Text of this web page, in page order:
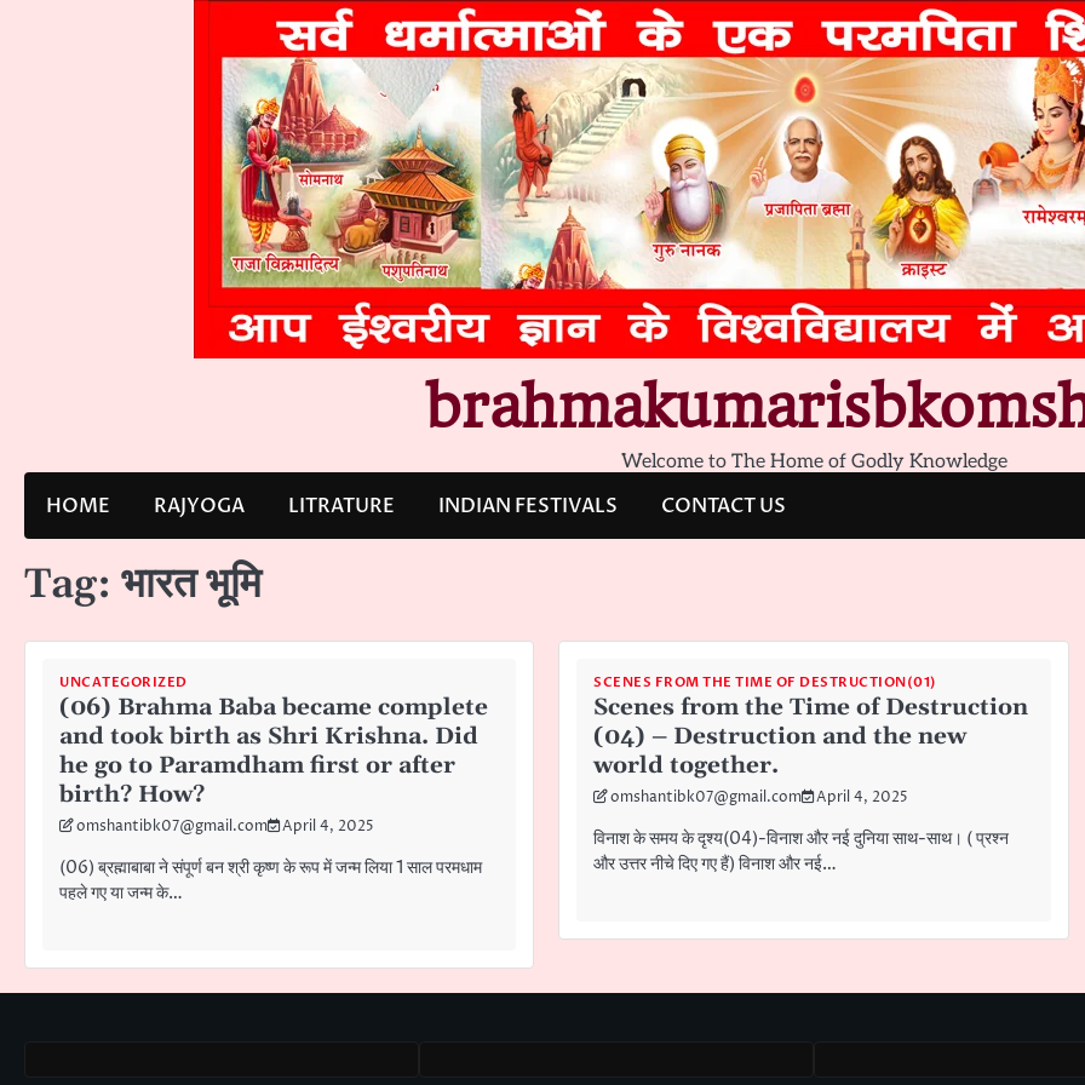
Welcome to The Home of Godly Knowledge
HOME RAJYOGA LITRATURE INDIAN FESTIVALS CONTACT US
Tag: भारत भूमि
UNCATEGORIZED
(06) Brahma Baba became complete
and took birth as Shri Krishna. Did
he go to Paramdham first or after
birth? How?
omshantibk07@gmail.com April 4, 2025
(06) ब्रह्माबाबा ने संपूर्ण बन श्री कृष्ण के रूप में जन्म लिया 1 साल परमधाम
पहले गए या जन्म के…
SCENES FROM THE TIME OF DESTRUCTION(01)
Scenes from the Time of Destruction
(04) – Destruction and the new
world together.
omshantibk07@gmail.com April 4, 2025
विनाश के समय के दृश्य(04)-विनाश और नई दुनिया साथ-साथ। ( प्रश्न
और उत्तर नीचे दिए गए हैं) विनाश और नई…